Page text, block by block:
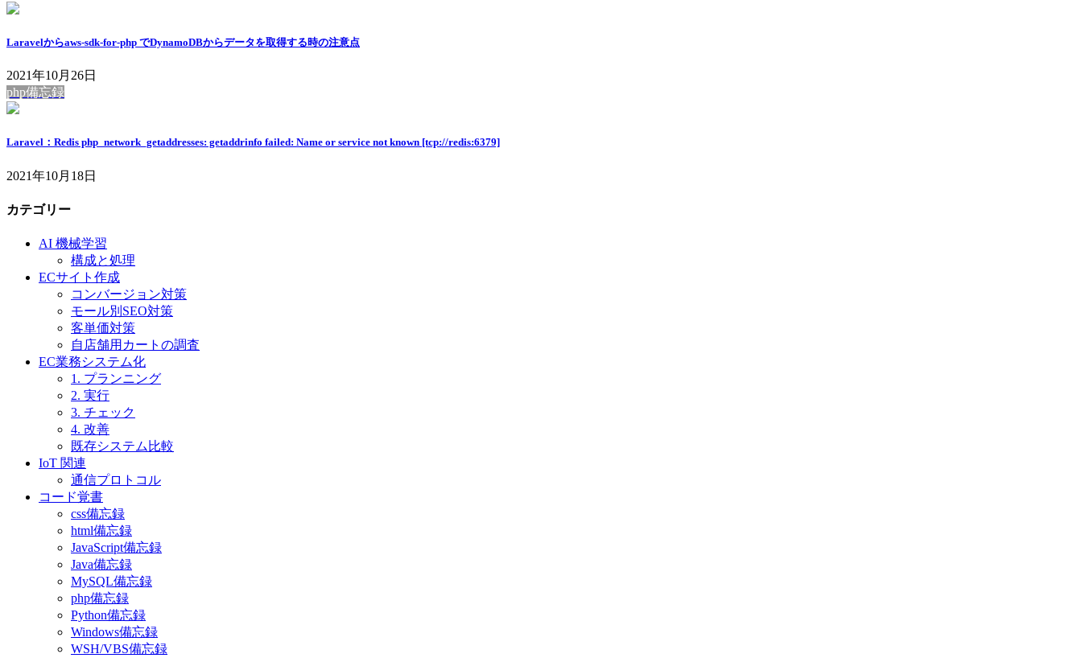
Laravelからaws-sdk-for-php でDynamoDBからデータを取得する時の注意点
2021年10月26日
php備忘録
Laravel：Redis php_network_getaddresses: getaddrinfo failed: Name or service not known [tcp://redis:6379]
2021年10月18日
カテゴリー
AI 機械学習
構成と処理
ECサイト作成
コンバージョン対策
モール別SEO対策
客単価対策
自店舗用カートの調査
EC業務システム化
1. プランニング
2. 実行
3. チェック
4. 改善
既存システム比較
IoT 関連
通信プロトコル
コード覚書
css備忘録
html備忘録
JavaScript備忘録
Java備忘録
MySQL備忘録
php備忘録
Python備忘録
Windows備忘録
WSH/VBS備忘録